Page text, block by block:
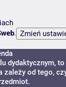
.
dydaktycznym,
zależy od tego,